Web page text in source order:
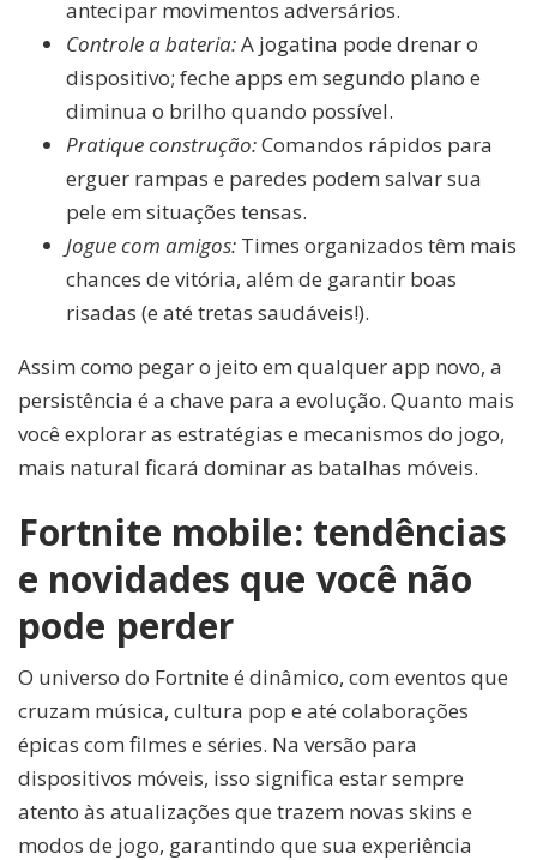
antecipar movimentos adversários.
Controle a bateria:A jogatina pode drenar o
dispositivo; feche apps em segundo plano e
diminua o brilho quando possível.
Pratique construção:Comandos rápidos para
erguer rampas e paredes podem salvar sua
pele em situações tensas.
Jogue com amigos: Times organizados têm mais
chances de vitória, além de garantir boas
risadas (e até tretas saudáveis!).
Assim como pegar o jeito em qualquer app novo, a
persistência é a chave para a evolução. Quanto mais
você explorar as estratégias e mecanismos do jogo,
mais natural ficará dominar as batalhas móveis.
Fortnite mobile: tendências
e novidades que você não
pode perder
O universo do Fortnite é dinâmico, com eventos que
cruzam música, cultura pop e até colaborações
épicas com filmes e séries. Na versão para
dispositivos móveis, isso significa estar sempre
atento às atualizações que trazem novas skins e
modos de jogo, garantindo que sua experiência